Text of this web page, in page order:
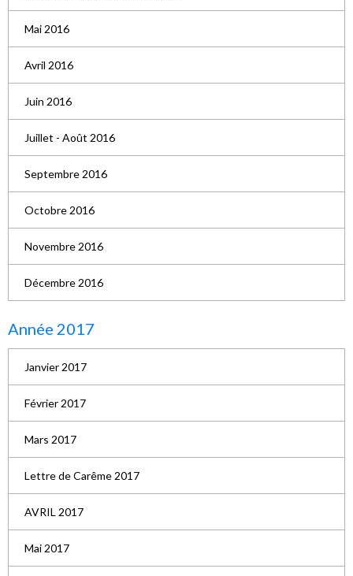
Mai 2016
Avril 2016
Juin 2016
Juillet - Août 2016
Septembre 2016
Octobre 2016
Novembre 2016
Décembre 2016
Année 2017
Janvier 2017
Février 2017
Mars 2017
Lettre de Carême 2017
AVRIL 2017
Mai 2017